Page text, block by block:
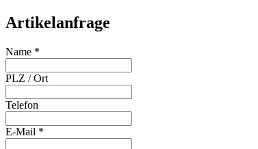
Artikelanfrage
Name *
PLZ / Ort
Telefon
E-Mail *